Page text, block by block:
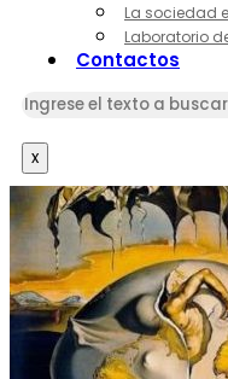
La sociedad
Laboratorio
Contactos
x